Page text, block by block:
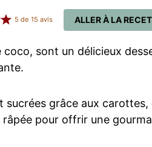
ALLER À LA
5 de 15 avis
sont un délicieux
grâce aux carottes,
pour offrir une